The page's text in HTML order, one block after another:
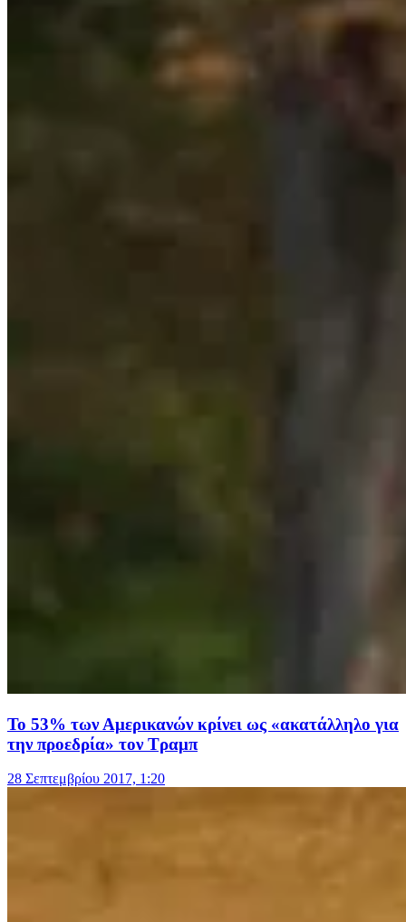
Το 53% των Αμερικανών κρίνει ως «ακατάλληλο για
την προεδρία» τον Τραμπ
28 Σεπτεμβρίου 2017, 1:20